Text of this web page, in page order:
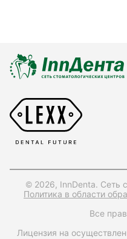
© 2026, InnDenta. Сеть
Политика в области
Все
Лицензия на